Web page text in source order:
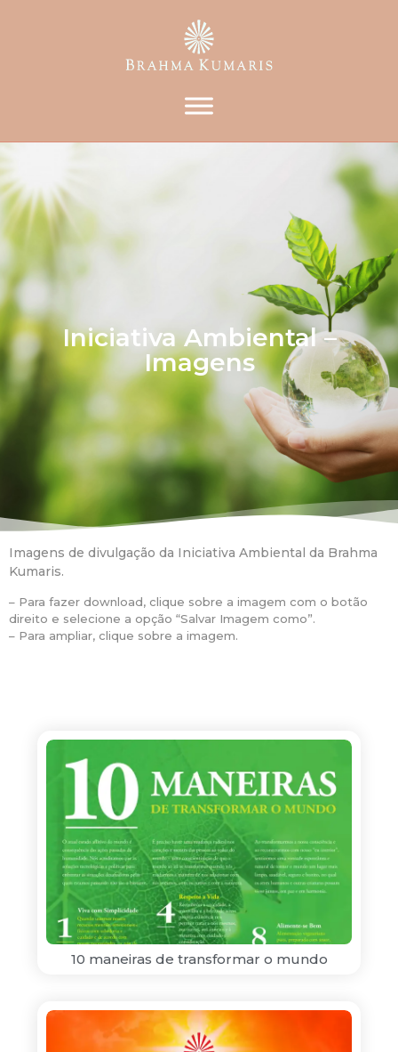
Iniciativa Ambiental –
Imagens
Imagens de divulgação da Iniciativa Ambiental da Brahma
Kumaris.
– Para fazer download, clique sobre a imagem com o botão
direito e selecione a opção “Salvar Imagem como”.
– Para ampliar, clique sobre a imagem.
10 maneiras de transformar o mundo